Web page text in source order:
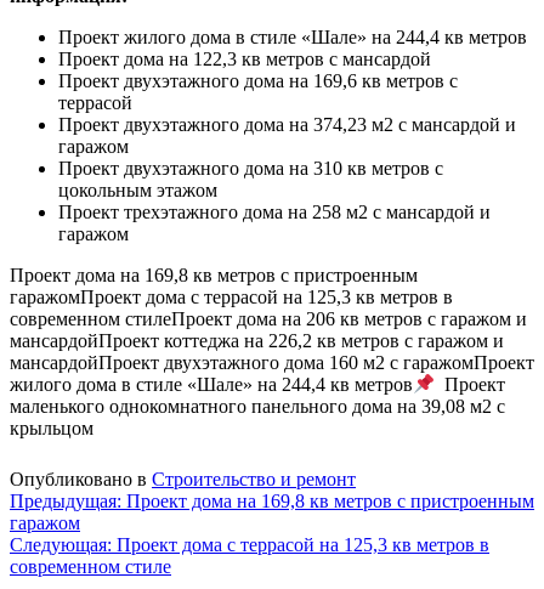
Проект жилого дома в стиле «Шале» на 244,4 кв метров
Проект дома на 122,3 кв метров с мансардой
Проект двухэтажного дома на 169,6 кв метров с
террасой
Проект двухэтажного дома на 374,23 м2 с мансардой и
гаражом
Проект двухэтажного дома на 310 кв метров с
цокольным этажом
Проект трехэтажного дома на 258 м2 с мансардой и
гаражом
Проект дома на 169,8 кв метров с пристроенным
гаражомПроект дома с террасой на 125,3 кв метров в
современном стилеПроект дома на 206 кв метров с гаражом и
мансардойПроект коттеджа на 226,2 кв метров с гаражом и
мансардойПроект двухэтажного дома 160 м2 с гаражомПроект
жилого дома в стиле «Шале» на 244,4 кв метров
Проект
маленького однокомнатного панельного дома на 39,08 м2 с
крыльцом
Опубликовано в Строительство и ремонт
Навигация
по
записям
Предыдущая: Проект дома на 169,8 кв метров с пристроенным
гаражом
Следующая: Проект дома с террасой на 125,3 кв метров в
современном стиле